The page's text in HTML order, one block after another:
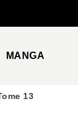
MANGA
13